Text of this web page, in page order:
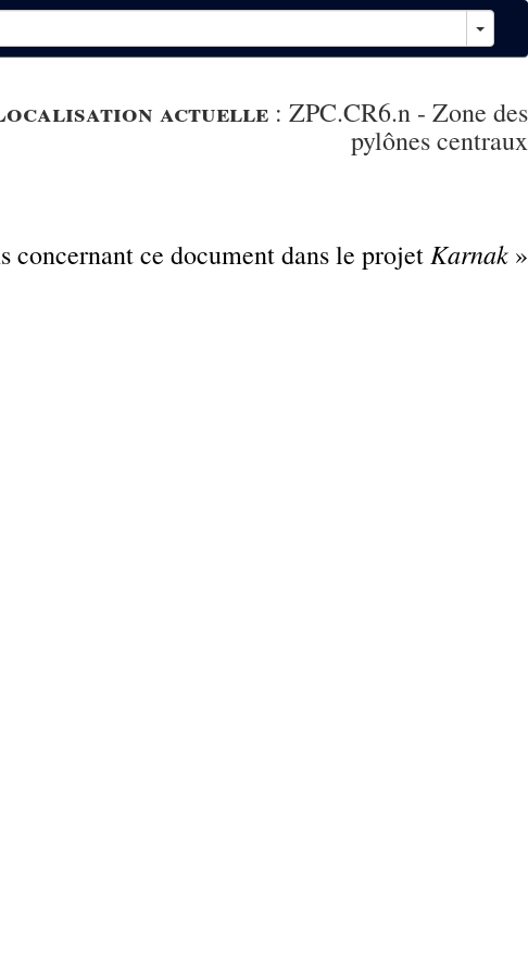
actuelle : ZPC.CR6.n - Zone des
pylônes centraux
concernant ce document dans le projet Karnak »